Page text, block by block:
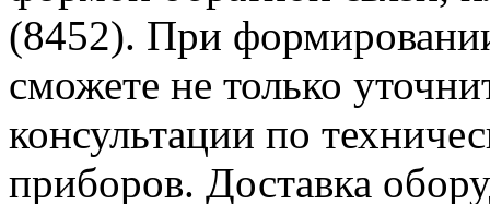
(8452). При
сможете не только
консультации по
приборов. Доставка